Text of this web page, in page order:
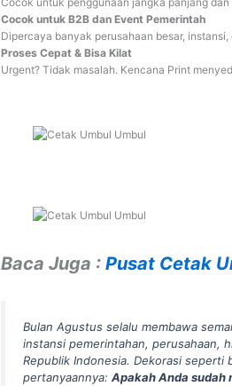
Cocok untuk B2B dan Event Pemerintah
Dipercaya banyak perusahaan besar, instansi,
Proses Cepat & Bisa Kilat
Urgent? Tidak masalah. Kencana Print
Baca Juga : Pusat Cetak
Bulan Agustus selalu membawa
instansi pemerintahan, perusahaan,
Republik Indonesia. Dekorasi seperti
pertanyaannya: Apakah Anda sudah